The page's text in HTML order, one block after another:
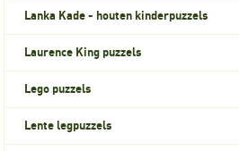
Lanka Kade - houten kinderpuzzels
Laurence King puzzels
Lego puzzels
Lente legpuzzels